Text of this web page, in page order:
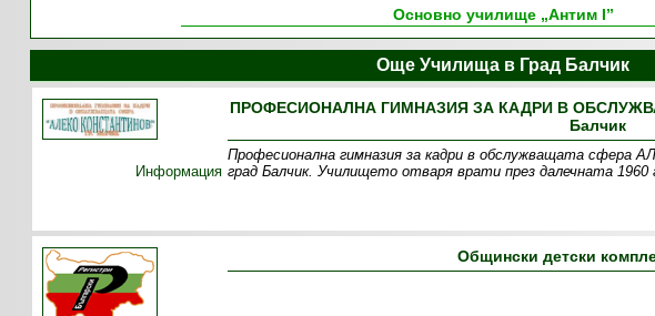
Основно училище „Антим І”
Още Училища в Град Балчик
ПРОФЕСИОНАЛНА ГИМНАЗИЯ ЗА КАДРИ В
Балчик
Професионална гимназия за кадри в обслужващата сфера
град Балчик. Училището отваря врати през далечната 1960
Информация
Общински детски